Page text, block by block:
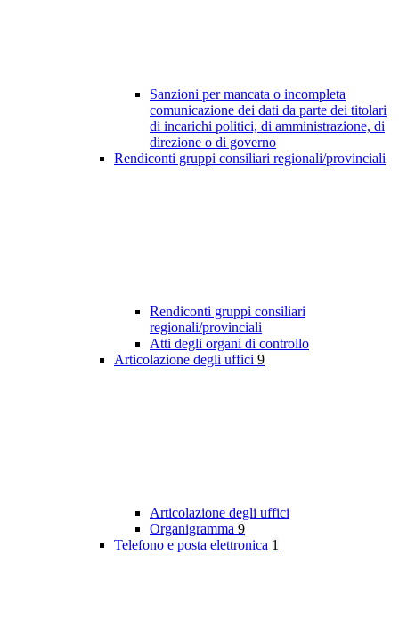
Sanzioni per mancata o incompleta
comunicazione dei dati da parte dei titolari
di incarichi politici, di amministrazione, di
direzione o di governo
Rendiconti gruppi consiliari regionali/provinciali
Rendiconti gruppi consiliari
regionali/provinciali
Atti degli organi di controllo
Articolazione degli uffici 9
Articolazione degli uffici
Organigramma 9
Telefono e posta elettronica 1